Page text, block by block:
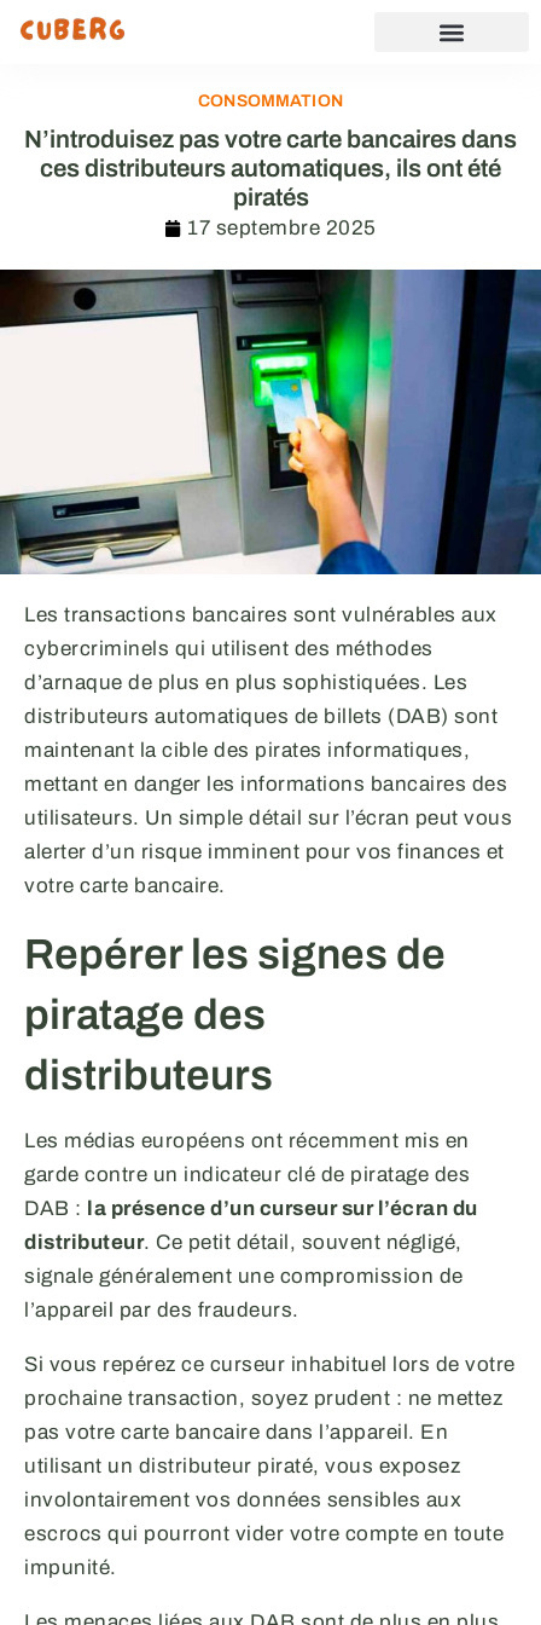
CONSOMMATION
N’introduisez pas votre carte bancaires dans
ces distributeurs automatiques, ils ont été
piratés
17 septembre 2025
Les transactions bancaires sont vulnérables aux
cybercriminels qui utilisent des méthodes
d’arnaque de plus en plus sophistiquées. Les
distributeurs automatiques de billets (DAB) sont
maintenant la cible des pirates informatiques,
mettant en danger les informations bancaires des
utilisateurs. Un simple détail sur l’écran peut vous
alerter d’un risque imminent pour vos finances et
votre carte bancaire.
Repérer les signes de
piratage des
distributeurs
Les médias européens ont récemment mis en
garde contre un indicateur clé de piratage des
DAB : la présence d’un curseur sur l’écran du
distributeur. Ce petit détail, souvent négligé,
signale généralement une compromission de
l’appareil par des fraudeurs.
Si vous repérez ce curseur inhabituel lors de votre
prochaine transaction, soyez prudent : ne mettez
pas votre carte bancaire dans l’appareil. En
utilisant un distributeur piraté, vous exposez
involontairement vos données sensibles aux
escrocs qui pourront vider votre compte en toute
impunité.